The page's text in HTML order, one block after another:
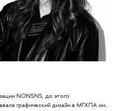
NONSNS, до этого
графический дизайн в МГХПА им.